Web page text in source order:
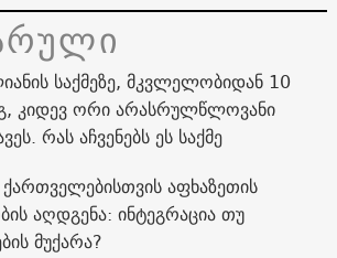
საქმეზე, მკვლელობიდან 10
კიდევ ორი არასრულწლოვანი
რას აჩვენებს ეს საქმე
აფხაზეთის
აღდგენა: ინტეგრაცია თუ
მუქარა?